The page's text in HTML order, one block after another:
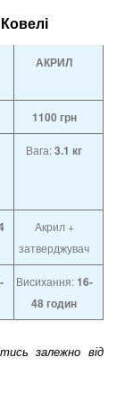
АКРИЛ
1100 грн
Вага:3.1 кг
Акрил +
затверджувач
Висихання:16-
48 годин
залежно від